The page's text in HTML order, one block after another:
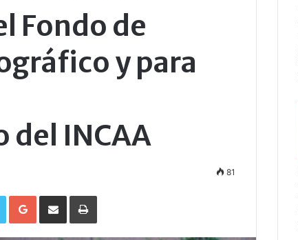
Fondo de
y para
INCAA
81
TwitterGoogle+Compartir por correo electrónicoImprimir